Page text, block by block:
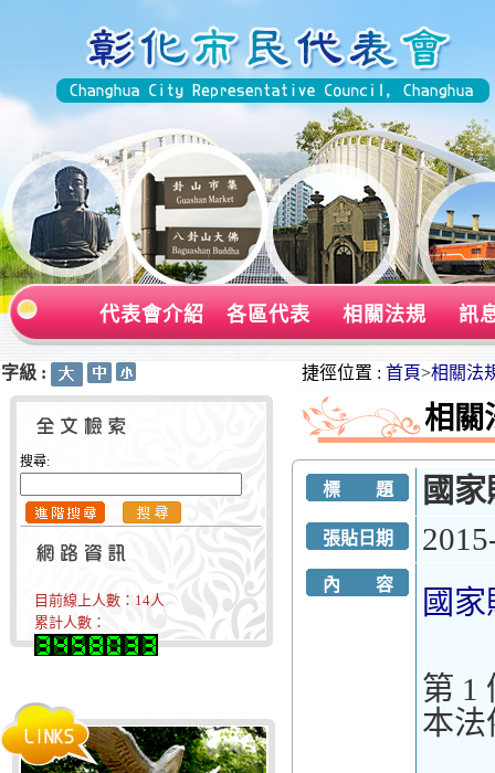
代表會介紹 各區代表 相關法規 訊
字級 :
搜尋:
目前線上人數： 14人
累計人數：
捷徑位置 : 首頁>相關法
相關
標 題 國
張貼日期
內 容
國
第 1
本法